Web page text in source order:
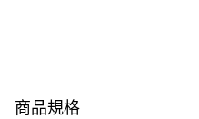
是否繳費成功／繳費後需取消欲退
https://
１．透過由恩沛科技股份有限公司提
每筆NT$100，滿NT$1,500(含以
商品規格